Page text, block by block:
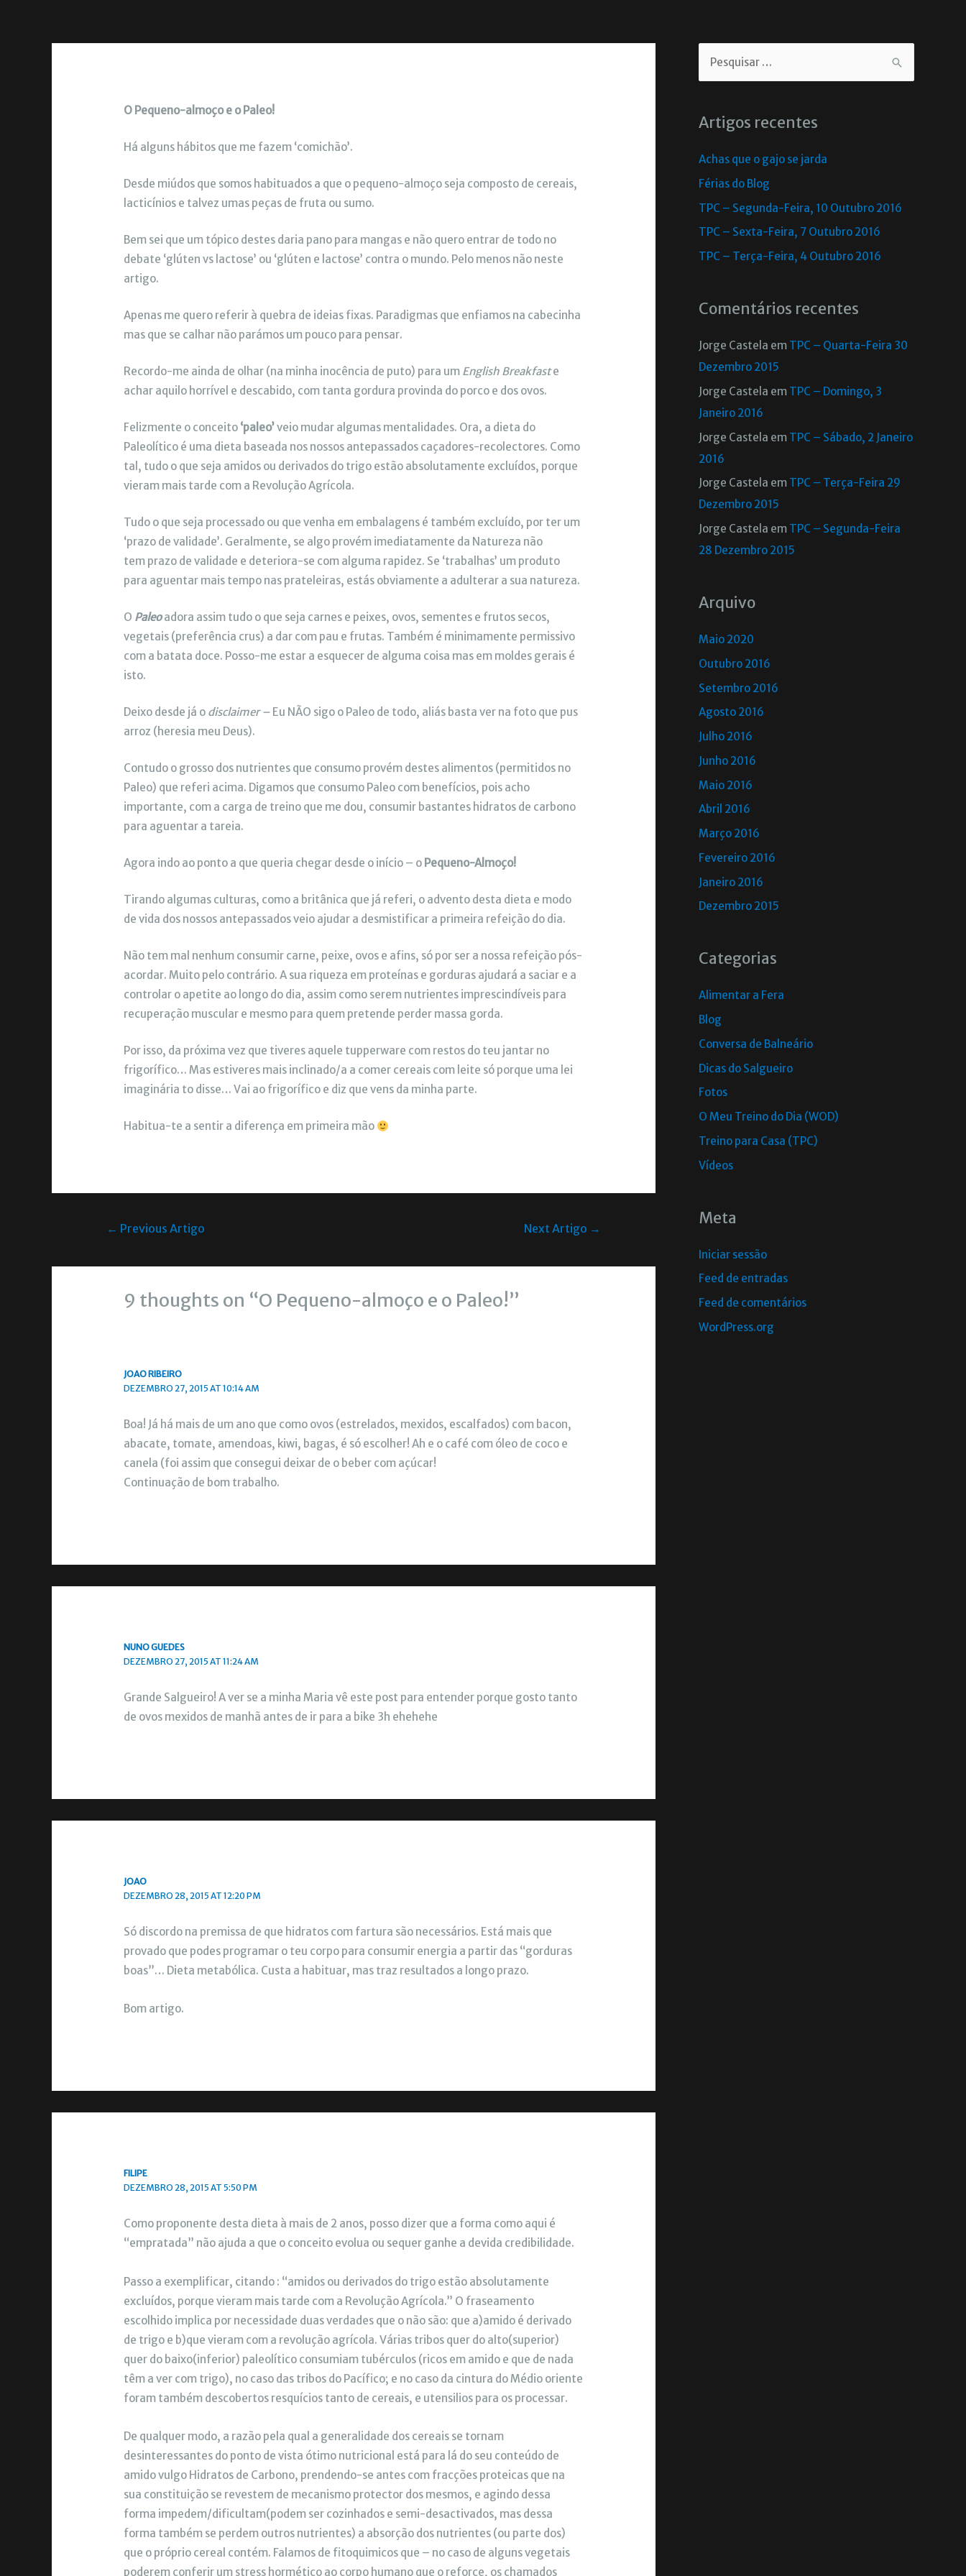
O Pequeno-almoço e o Paleo!
Há alguns hábitos que me fazem ‘comichão’.
Desde miúdos que somos habituados a que o pequeno-almoço seja composto de cereais,
lacticínios e talvez umas peças de fruta ou sumo.
Bem sei que um tópico destes daria pano para mangas e não quero entrar de todo no
debate ‘glúten vs lactose’ ou ‘glúten e lactose’ contra o mundo. Pelo menos não neste
artigo.
Apenas me quero referir à quebra de ideias fixas. Paradigmas que enfiamos na cabecinha
mas que se calhar não parámos um pouco para pensar.
Recordo-me ainda de olhar (na minha inocência de puto) para um English Breakfaste
achar aquilo horrível e descabido, com tanta gordura provinda do porco e dos ovos.
Felizmente o conceito ‘paleo’veio mudar algumas mentalidades. Ora, a dieta do
Paleolítico é uma dieta baseada nos nossos antepassados caçadores-recolectores. Como
tal, tudo o que seja amidos ou derivados do trigo estão absolutamente excluídos, porque
vieram mais tarde com a Revolução Agrícola.
Tudo o que seja processado ou que venha em embalagens é também excluído, por ter um
‘prazo de validade’. Geralmente, se algo provém imediatamente da Natureza não
tem prazo de validade e deteriora-se com alguma rapidez. Se ‘trabalhas’ um produto
para aguentar mais tempo nas prateleiras, estás obviamente a adulterar a sua natureza.
O Paleoadora assim tudo o que seja carnes e peixes, ovos, sementes e frutos secos,
vegetais (preferência crus) a dar com pau e frutas. Também é minimamente permissivo
com a batata doce. Posso-me estar a esquecer de alguma coisa mas em moldes gerais é
isto.
Deixo desde já o disclaimer – Eu NÃO sigo o Paleo de todo, aliás basta ver na foto que pus
arroz (heresia meu Deus).
Contudo o grosso dos nutrientes que consumo provém destes alimentos (permitidos no
Paleo) que referi acima. Digamos que consumo Paleo com benefícios, pois acho
importante, com a carga de treino que me dou, consumir bastantes hidratos de carbono
para aguentar a tareia.
Agora indo ao ponto a que queria chegar desde o início – o Pequeno-Almoço!
Tirando algumas culturas, como a britânica que já referi, o advento desta dieta e modo
de vida dos nossos antepassados veio ajudar a desmistificar a primeira refeição do dia.
Não tem mal nenhum consumir carne, peixe, ovos e afins, só por ser a nossa refeição pós-
acordar. Muito pelo contrário. A sua riqueza em proteínas e gorduras ajudará a saciar e a
controlar o apetite ao longo do dia, assim como serem nutrientes imprescindíveis para
recuperação muscular e mesmo para quem pretende perder massa gorda.
Por isso, da próxima vez que tiveres aquele tupperware com restos do teu jantar no
frigorífico… Mas estiveres mais inclinado/a a comer cereais com leite só porque uma lei
imaginária to disse… Vai ao frigorífico e diz que vens da minha parte.
Habitua-te a sentir a diferença em primeira mão
← Previous Artigo Next Artigo →
9 thoughts on “O Pequeno-almoço e o Paleo!”
JOAO RIBEIRO
DEZEMBRO 27, 2015 AT 10:14 AM
Boa! Já há mais de um ano que como ovos (estrelados, mexidos, escalfados) com bacon,
abacate, tomate, amendoas, kiwi, bagas, é só escolher! Ah e o café com óleo de coco e
canela (foi assim que consegui deixar de o beber com açúcar!
Continuação de bom trabalho.
NUNO GUEDES
DEZEMBRO 27, 2015 AT 11:24 AM
Grande Salgueiro! A ver se a minha Maria vê este post para entender porque gosto tanto
de ovos mexidos de manhã antes de ir para a bike 3h ehehehe
JOAO
DEZEMBRO 28, 2015 AT 12:20 PM
Só discordo na premissa de que hidratos com fartura são necessários. Está mais que
provado que podes programar o teu corpo para consumir energia a partir das “gorduras
boas”… Dieta metabólica. Custa a habituar, mas traz resultados a longo prazo.
Bom artigo.
FILIPE
DEZEMBRO 28, 2015 AT 5:50 PM
Como proponente desta dieta à mais de 2 anos, posso dizer que a forma como aqui é
“empratada” não ajuda a que o conceito evolua ou sequer ganhe a devida credibilidade.
Passo a exemplificar, citando : “amidos ou derivados do trigo estão absolutamente
excluídos, porque vieram mais tarde com a Revolução Agrícola.” O fraseamento
escolhido implica por necessidade duas verdades que o não são: que a)amido é derivado
de trigo e b)que vieram com a revolução agrícola. Várias tribos quer do alto(superior)
quer do baixo(inferior) paleolítico consumiam tubérculos (ricos em amido e que de nada
têm a ver com trigo), no caso das tribos do Pacífico; e no caso da cintura do Médio oriente
foram também descobertos resquícios tanto de cereais, e utensilios para os processar.
De qualquer modo, a razão pela qual a generalidade dos cereais se tornam
desinteressantes do ponto de vista ótimo nutricional está para lá do seu conteúdo de
amido vulgo Hidratos de Carbono, prendendo-se antes com fracções proteicas que na
sua constituição se revestem de mecanismo protector dos mesmos, e agindo dessa
forma impedem/dificultam(podem ser cozinhados e semi-desactivados, mas dessa
forma também se perdem outros nutrientes) a absorção dos nutrientes (ou parte dos)
que o próprio cereal contém. Falamos de fitoquimicos que – no caso de alguns vegetais
poderem conferir um stress hormético ao corpo humano que o reforçe, os chamados
Artigos recentes
Achas que o gajo se jarda
Férias do Blog
TPC – Segunda-Feira, 10 Outubro 2016
TPC – Sexta-Feira, 7 Outubro 2016
TPC – Terça-Feira, 4 Outubro 2016
Comentários recentes
Jorge Castela em TPC – Quarta-Feira 30
Dezembro 2015
Jorge Castela em TPC – Domingo, 3
Janeiro 2016
Jorge Castela em TPC – Sábado, 2 Janeiro
2016
Jorge Castela em TPC – Terça-Feira 29
Dezembro 2015
Jorge Castela em TPC – Segunda-Feira
28 Dezembro 2015
Arquivo
Maio 2020
Outubro 2016
Setembro 2016
Agosto 2016
Julho 2016
Junho 2016
Maio 2016
Abril 2016
Março 2016
Fevereiro 2016
Janeiro 2016
Dezembro 2015
Categorias
Alimentar a Fera
Blog
Conversa de Balneário
Dicas do Salgueiro
Fotos
O Meu Treino do Dia (WOD)
Treino para Casa (TPC)
Vídeos
Meta
Iniciar sessão
Feed de entradas
Feed de comentários
WordPress.org